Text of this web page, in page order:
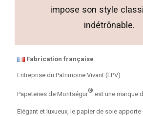
impose son style
indétrônable.
Fabrication française
Entreprise du Patrimoine Vivant (EPV).
Papeteries de Montségur® est une marque
Elégant et luxueux, le papier de soie apporte